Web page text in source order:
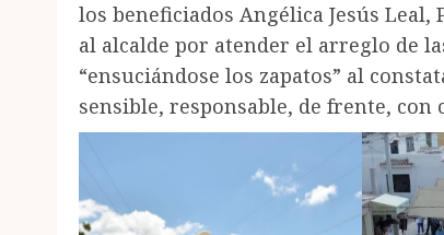
los beneficiados Angélica Jesús
al alcalde por atender el arreglo de
“ensuciándose los zapatos” al
sensible, responsable, de frente,